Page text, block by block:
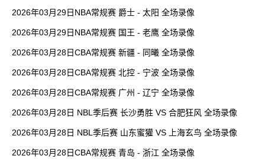
2026年03月29日NBA常规赛 爵士 - 太阳 全场录像
2026年03月29日NBA常规赛 国王 - 老鹰 全场录像
2026年03月28日CBA常规赛 新疆 - 同曦 全场录像
2026年03月28日CBA常规赛 北控 - 宁波 全场录像
2026年03月28日CBA常规赛 广州 - 辽宁 全场录像
2026年03月28日 NBL季后赛 长沙勇胜 VS 合肥狂风 全场录像
2026年03月28日 NBL季后赛 山东蜜獾 VS 上海玄鸟 全场录像
2026年03月28日CBA常规赛 青岛 - 浙江 全场录像